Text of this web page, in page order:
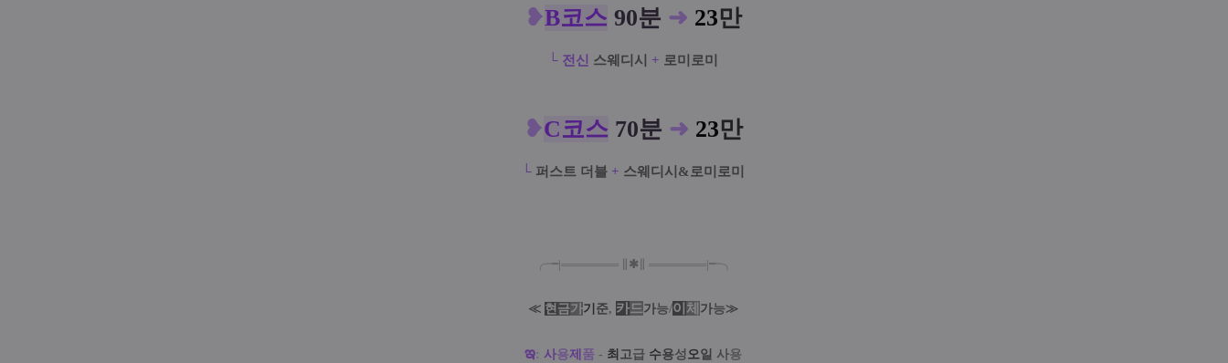
❥B코스 90분 ➜ 23만
└ 전신 스웨디시 + 로미로미
❥C코스 70분 ➜ 23만
└ 퍼스트 더블 + 스웨디시&로미로미
╭╼|═══════ ✱ ═══════|╾╮
≪ 현 금가기 준, 카드 가능/이 체 가능≫
ఇ: 사용제 품 - 최 고급 수용성오일 사용